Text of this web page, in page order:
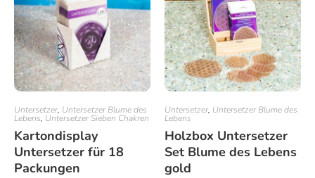
Untersetzer, Untersetzer Blume des
Lebens, Untersetzer Sieben Chakren
Kartondisplay
Untersetzer für 18
Packungen
Untersetzer, Untersetzer Blume des
Lebens
Holzbox Untersetzer
Set Blume des Lebens
gold